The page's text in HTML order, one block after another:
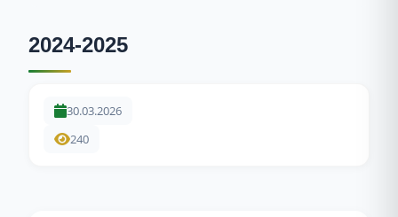
2024-2025
30.03.2026
240